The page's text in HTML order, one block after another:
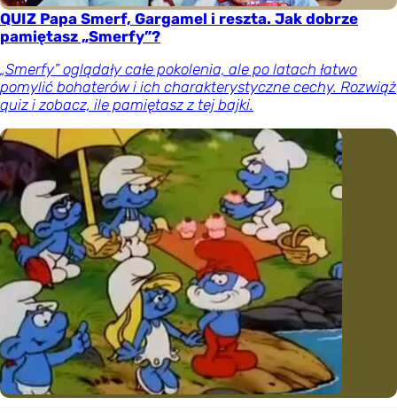
QUIZ Papa Smerf, Gargamel i reszta. Jak dobrze
pamiętasz „Smerfy”?
„Smerfy” oglądały całe pokolenia, ale po latach łatwo
pomylić bohaterów i ich charakterystyczne cechy. Rozwiąż
quiz i zobacz, ile pamiętasz z tej bajki.